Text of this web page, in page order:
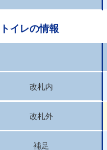
トイレの情報
改札内
改札外
補足